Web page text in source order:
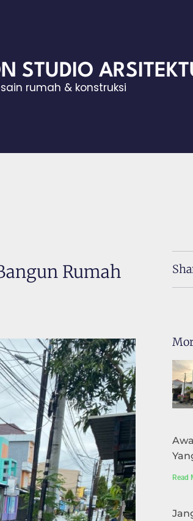
STUDIO
rumah & konstruksi
Rumah
Read